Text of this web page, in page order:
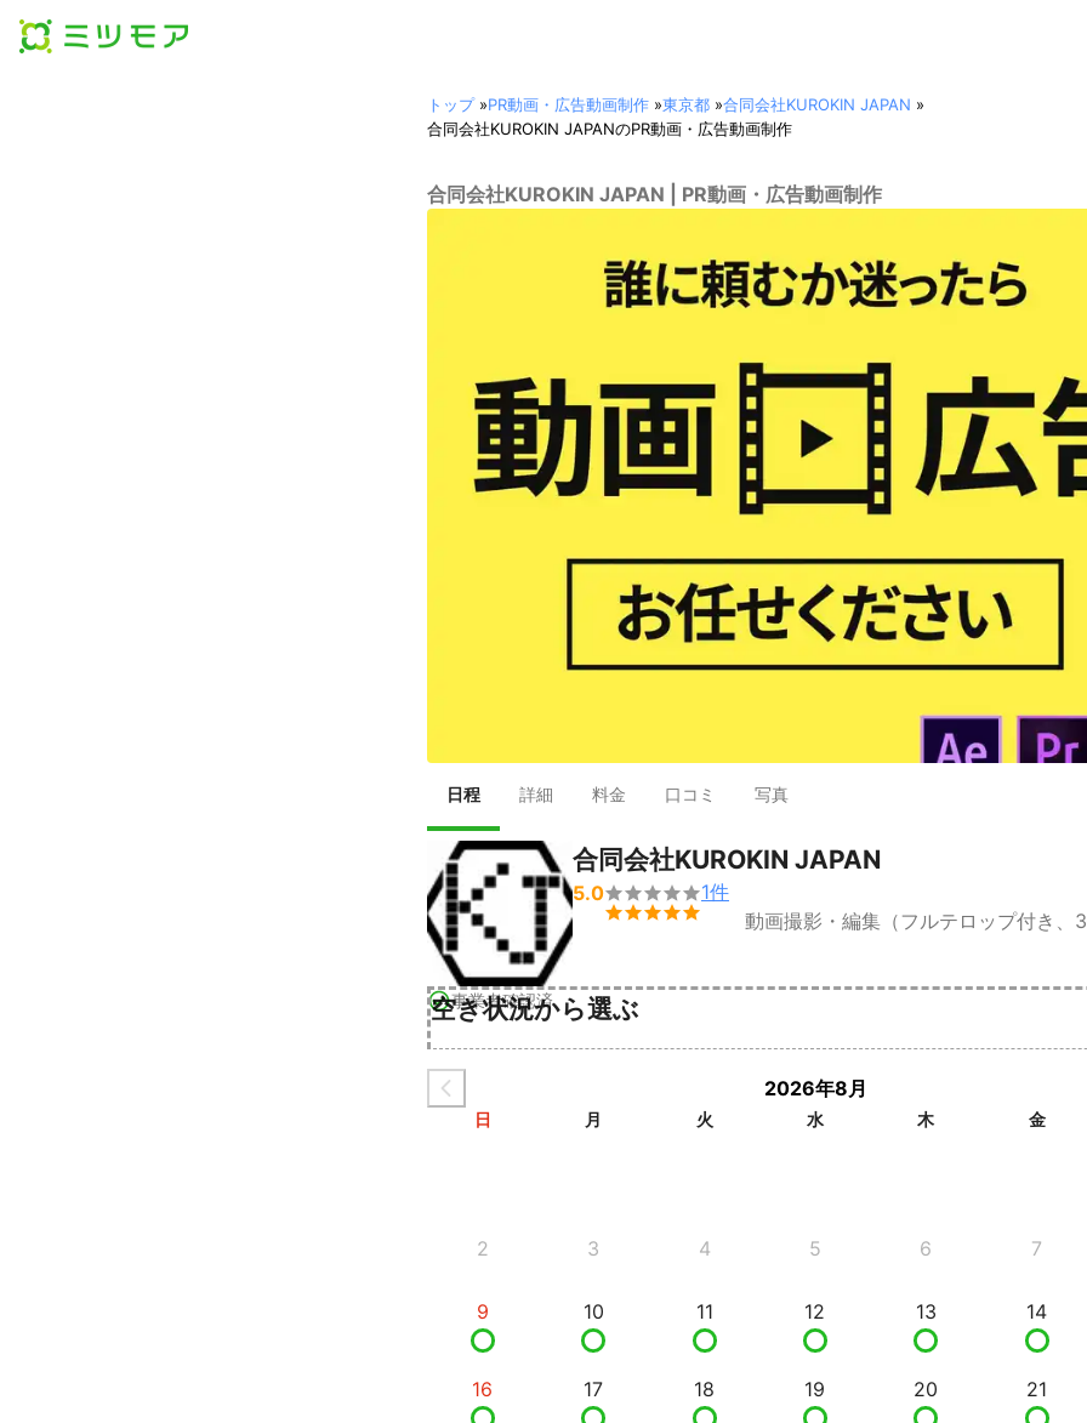
トップ»PR動画・広告動画制作 »東京都 »合同会社KUROKIN JAPAN »
合同会社KUROKIN JAPANのPR動画・広告動画制作
合同会社KUROKIN JAPAN | PR動画・広告動画制作
日程 詳細 料金 口コミ 写真
事業者確認済
合同会社KUROKIN JAPAN
5.0

1件
動画撮影・編集（フルテロップ付き、3
空き状況から選ぶ
2026年8月
日 月 火 水 木 金
2 3 4 5 6 7
9 10 11 12 13 14
16 17 18 19 20 21